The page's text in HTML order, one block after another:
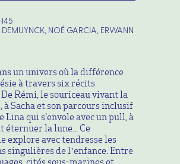
DEMUYNCK, NOÉ GARCIA, ERWANN
un univers où la différence
à travers six récits
Rémi, le souriceau vivant la
à Sacha et son parcours inclusif
Lina qui s'envole avec un pull, à
éternuer la lune... Ce
explore avec tendresse les
singulières de l’enfance. Entre